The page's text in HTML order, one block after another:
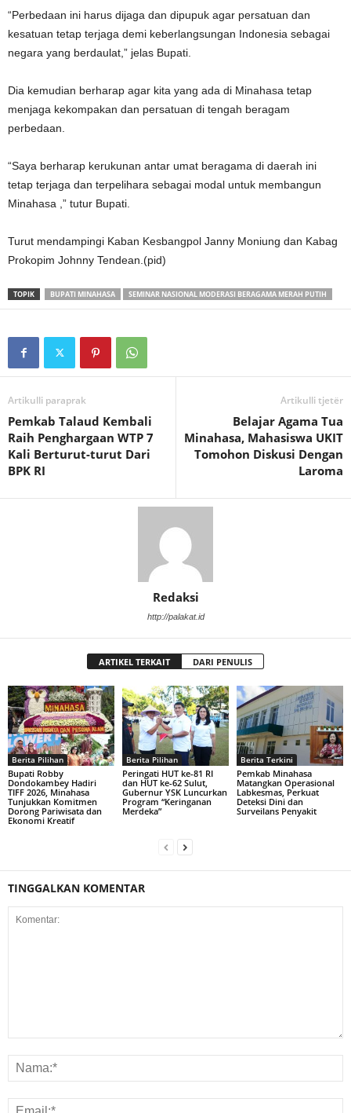
“Perbedaan ini harus dijaga dan dipupuk agar persatuan dan
kesatuan tetap terjaga demi keberlangsungan Indonesia sebagai
negara yang berdaulat,” jelas Bupati.
Dia kemudian berharap agar kita yang ada di Minahasa tetap
menjaga kekompakan dan persatuan di tengah beragam
perbedaan.
“Saya berharap kerukunan antar umat beragama di daerah ini
tetap terjaga dan terpelihara sebagai modal untuk membangun
Minahasa ,” tutur Bupati.
Turut mendampingi Kaban Kesbangpol Janny Moniung dan Kabag
Prokopim Johnny Tendean.(pid)
TOPIK BUPATI MINAHASA SEMINAR NASIONAL MODERASI BERAGAMA MERAH PUTIH
Artikulli paraprak
Pemkab Talaud Kembali
Raih Penghargaan WTP 7
Kali Berturut-turut Dari
BPK RI
Artikulli tjetër
Belajar Agama Tua
Minahasa, Mahasiswa UKIT
Tomohon Diskusi Dengan
Laroma
Redaksi
http://palakat.id
ARTIKEL TERKAIT DARI PENULIS
Berita Pilihan
Bupati Robby
Dondokambey Hadiri
TIFF 2026, Minahasa
Tunjukkan Komitmen
Dorong Pariwisata dan
Ekonomi Kreatif
Berita Pilihan
Peringati HUT ke-81 RI
dan HUT ke-62 Sulut,
Gubernur YSK Luncurkan
Program “Keringanan
Merdeka”
Berita Terkini
Pemkab Minahasa
Matangkan Operasional
Labkesmas, Perkuat
Deteksi Dini dan
Surveilans Penyakit
TINGGALKAN KOMENTAR